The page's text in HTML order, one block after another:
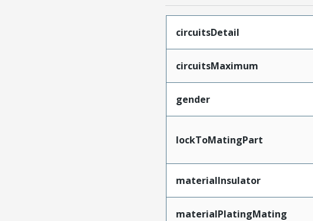
circuitsDetail
circuitsMaximum
gender
lockToMatingPart
materialInsulator
materialPlatingMating